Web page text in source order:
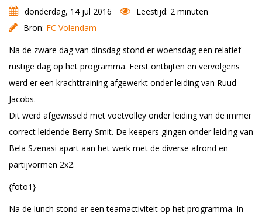
donderdag, 14 jul 2016
Leestijd: 2 minuten
Bron: FC Volendam
Na de zware dag van dinsdag stond er woensdag een relatief
rustige dag op het programma. Eerst ontbijten en vervolgens
werd er een krachttraining afgewerkt onder leiding van Ruud
Jacobs.
Dit werd afgewisseld met voetvolley onder leiding van de immer
correct leidende Berry Smit. De keepers gingen onder leiding van
Bela Szenasi apart aan het werk met de diverse afrond en
partijvormen 2x2.
{foto1}
Na de lunch stond er een teamactiviteit op het programma. In